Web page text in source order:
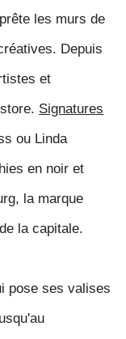
les murs de
. Depuis
et
Signatures
ou Linda
en noir et
la marque
la capitale.
pose ses valises